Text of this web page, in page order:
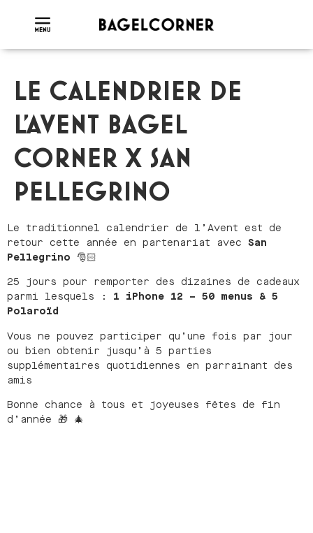
LE CALENDRIER DE
L’AVENT BAGEL
CORNER X SAN
PELLEGRINO
Le traditionnel calendrier de l’Avent est de
retour cette année en partenariat avec San
Pellegrino 🎅🏻
25 jours pour remporter des dizaines de cadeaux
parmi lesquels : 1 iPhone 12 – 50 menus & 5
Polaroïd
Vous ne pouvez participer qu’une fois par jour
ou bien obtenir jusqu’à 5 parties
supplémentaires quotidiennes en parrainant des
amis
Bonne chance à tous et joyeuses fêtes de fin
d’année 🎁 🎄